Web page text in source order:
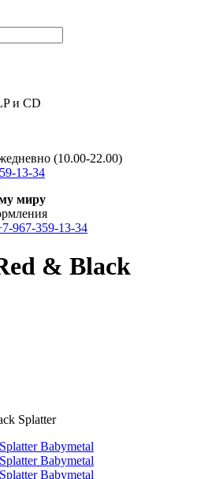
и CD
(10.00-22.00)
13-34
миру
967-359-13-34
& Black
Splatter